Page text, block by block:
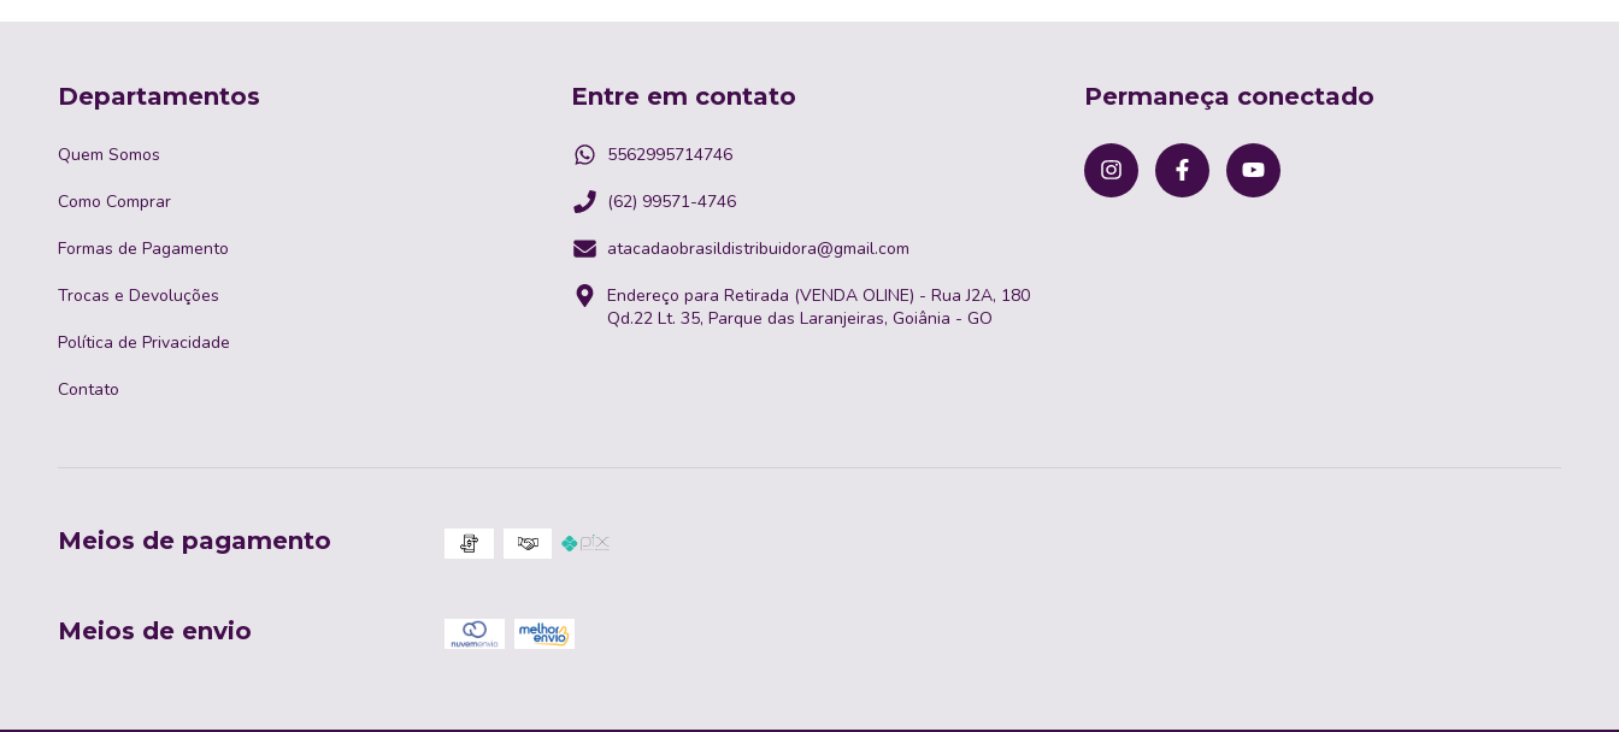
Departamentos
Quem Somos
Como Comprar
Formas de Pagamento
Trocas e Devoluções
Política de Privacidade
Contato
Entre em contato
5562995714746
(62) 99571-4746
atacadaobrasildistribuidora@gmail.com
Endereço para Retirada (VENDA OLINE) - Rua J2A, 180
Qd.22 Lt. 35, Parque das Laranjeiras, Goiânia - GO
Permaneça conectado
Meios de pagamento
Meios de envio